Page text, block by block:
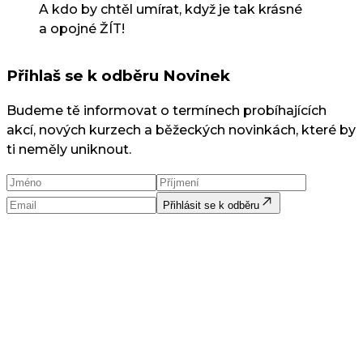
A kdo by chtěl umírat, když je tak krásné
a opojné ŽÍT!
Přihlaš se k odběru Novinek
Budeme tě informovat o termínech probíhajících
akcí, nových kurzech a běžeckých novinkách, které by
ti neměly uniknout.
Přihlásit se k odběru